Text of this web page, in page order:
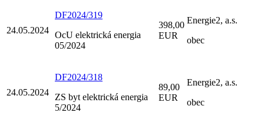
24.05.2024
DF2024/319
OcU elektrická energia
05/2024
398,00
EUR
Energie2, a.s.
obec
24.05.2024
DF2024/318
ZS byt elektrická energia
5/2024
89,00
EUR
Energie2, a.s.
obec